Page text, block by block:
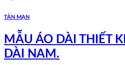
TẢN MẠN
MẪU ÁO DÀI THIẾT
DÀI NAM.